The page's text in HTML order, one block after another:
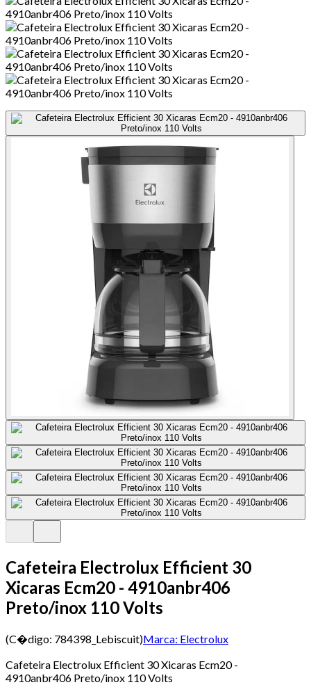
Cafeteira Electrolux Efficient 30
Xicaras Ecm20 - 4910anbr406
Preto/inox 110 Volts
(C�digo: 784398_Lebiscuit)Marca: Electrolux
Cafeteira Electrolux Efficient 30 Xicaras Ecm20 -
4910anbr406 Preto/inox 110 Volts